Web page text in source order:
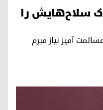
سلاح‌هایش را
آمیز نیاز مبرم